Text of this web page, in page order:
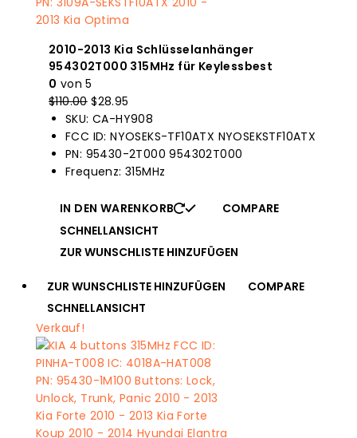
2010-2013 Kia Schlüsselanhänger
954302T000 315MHz für Keylessbest
0 von 5
$110.00 Der
Originalpreis
war:
$110.00.
$28.95
aktuelle
Preis
ist:
$28.95.
SKU: CA-HY908
FCC ID: NYOSEKS-TF10ATX NYOSEKSTF10ATX
PN: 95430-2T000 954302T000
Frequenz: 315MHz
IN DEN WARENKORB
COMPARE
SCHNELLANSICHT
ZUR WUNSCHLISTE HINZUFÜGEN
ZUR WUNSCHLISTE HINZUFÜGEN
COMPARE
SCHNELLANSICHT
Verkauf!